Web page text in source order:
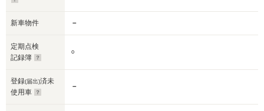
新車物件 －
定期点検
記録簿
○
登録(届出)済未
使用車
－